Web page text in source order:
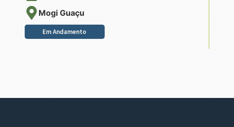
Mogi Guaçu
Em Andamento